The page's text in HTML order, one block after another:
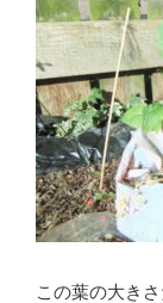
この葉の大き